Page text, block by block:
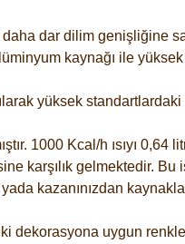
dar dilim genişliğine
kaynağı ile
yüksek
1000 Kcal/h ısıyı
karşılık gelmektedir.
yada kazanınızdan
dekorasyona uygun